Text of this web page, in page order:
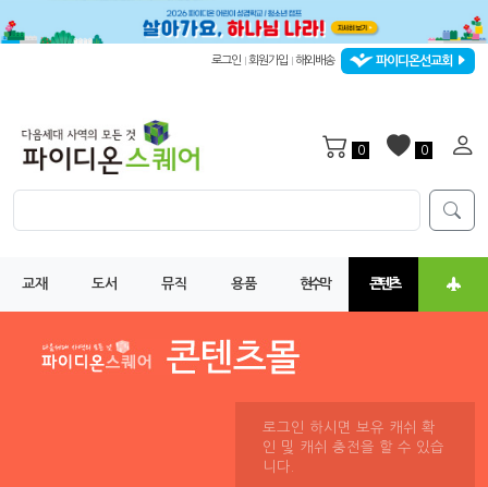
로그인 회원가입 해외배송 파이디온선교회
0 0
교재 도서 뮤직 용품 현수막 콘텐츠
로그인 하시면 보유 캐쉬 확
인 및 캐쉬 충전을 할 수 있습
니다.